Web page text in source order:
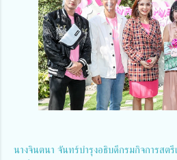
นางจินตนา จันทร์บำรุงอธิบดีกรมกิจการสต